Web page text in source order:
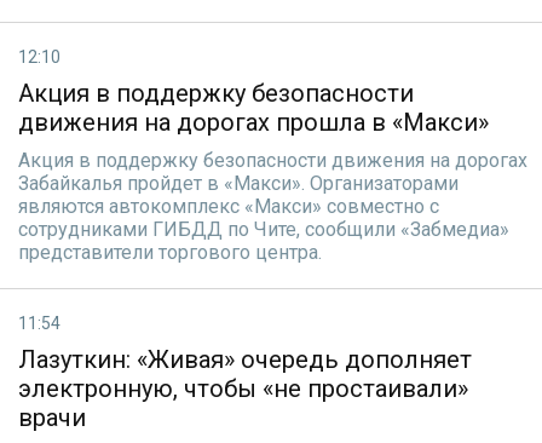
12:10
Акция в поддержку безопасности
движения на дорогах прошла в «Макси»
Акция в поддержку безопасности движения на дорогах
Забайкалья пройдет в «Макси». Организаторами
являются автокомплекс «Макси» совместно с
сотрудниками ГИБДД по Чите, сообщили «Забмедиа»
представители торгового центра.
11:54
Лазуткин: «Живая» очередь дополняет
электронную, чтобы «не простаивали»
врачи